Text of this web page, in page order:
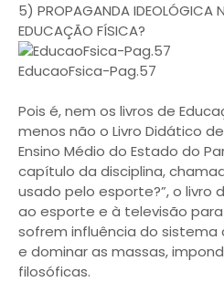
5) PROPAGANDA IDEOLÓGICA
EDUCAÇÃO FÍSICA?
EducaoFsica-Pag.57
Pois é, nem os livros de
menos não o Livro Didático
Ensino Médio do Estado do
capítulo da disciplina,
usado pelo esporte?”, o livro
ao esporte e à televisão
sofrem influência do
e dominar as massas,
filosóficas.